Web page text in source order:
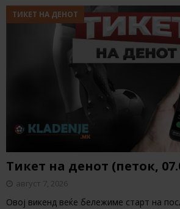
ТИКЕТ НА ДЕНОТ
Тикет на денот (петок,
август 7, 2026
Овој викенд веќе бележиме старт на